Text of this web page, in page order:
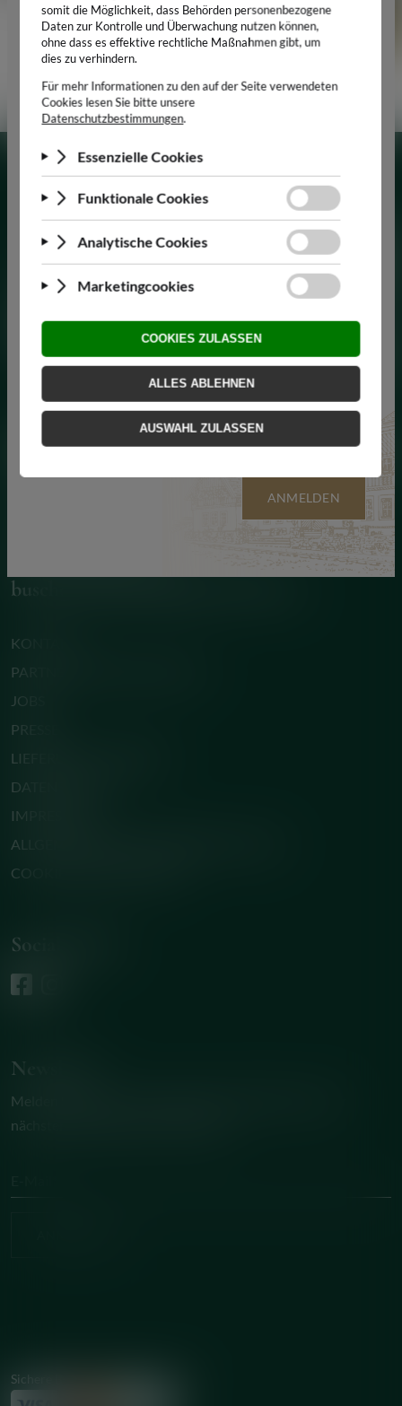
buschenschank@fuhrgassl-huber.at
KONTAKT
PARTNER & BEZUGSQUELLEN
JOBS
PRESSE
LIEFERUNG & VERSAND
DATENSCHUTZ
IMPRESSUM
ALLGEMEINE GESCHÄFTSBEDINGUNGEN
COOKIE-EINSTELLUNGEN
Social Media
Newsletter
Melden Sie sich an und erhalten Sie 10% Rabatt bei der
nächsten Bestellung im Onlineshop.
Sichere Bezahlungsmöglichkeiten
Betriebsurlaub
Buschenschank:So, 26.07. - Mo, 10.08.2026
Alle WEINBESTELLUNGEN im ONLINESHOP
werden nach unserem Betriebsurlaub (ab
10.08.2026) bearbeitet und versendet!
Hiermit akzeptiere ich dieDatenschutzerklärung
ANMELDEN